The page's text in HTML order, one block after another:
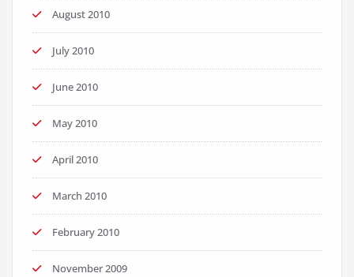
August 2010
July 2010
June 2010
May 2010
April 2010
March 2010
February 2010
November 2009